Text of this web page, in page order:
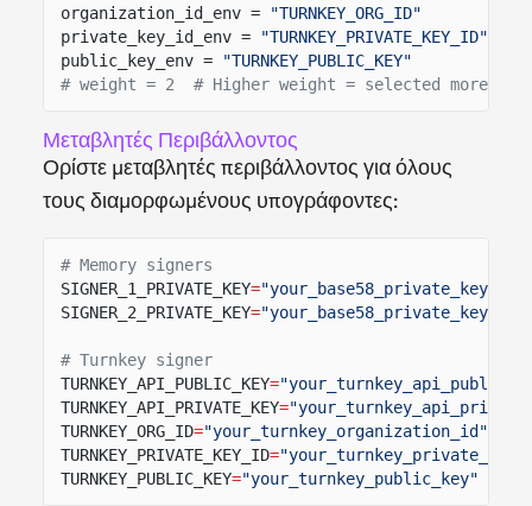
organization_id_env =
"TURNKEY_ORG_ID"
private_key_id_env =
"TURNKEY_PRIVATE_KEY_ID"
public_key_env =
"TURNKEY_PUBLIC_KEY"
# weight = 2  # Higher weight = selected more
Μεταβλητές Περιβάλλοντος
Ορίστε μεταβλητές περιβάλλοντος για όλους
τους διαμορφωμένους υπογράφοντες:
# Memory signers
SIGNER_1_PRIVATE_KEY="your_base58_private_key_1"
SIGNER_2_PRIVATE_KEY="your_base58_private_key_2"
# Turnkey signer
TURNKEY_API_PUBLIC_KEY=
TURNKEY_API_PRIVATE_KEY=
TURNKEY_ORG_ID="your_turnkey_organization_id"
TURNKEY_PRIVATE_KEY_ID=
TURNKEY_PUBLIC_KEY="your_turnkey_public_key"